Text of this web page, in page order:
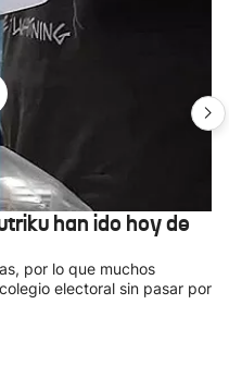
han ido hoy de
por lo que muchos
electoral sin pasar por